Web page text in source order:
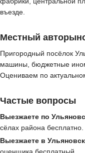
въезде.
Местный
Пригородный посёлок
машины, бюджетные
Оцениваем по
Частые вопросы
Выезжаете по
сёлах района бесплатно.
Выезжаете в